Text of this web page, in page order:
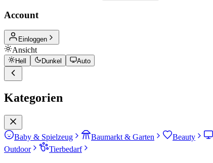
Account
Einloggen
Ansicht
Hell Dunkel Auto
Kategorien
Baby & Spielzeug Baumarkt & Garten Beauty
Outdoor
Tierbedarf